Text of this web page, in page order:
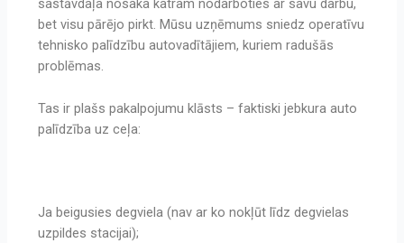
sastāvdaļa nosaka katram nodarboties ar savu darbu,
bet visu pārējo pirkt. Mūsu uzņēmums sniedz operatīvu
tehnisko palīdzību autovadītājiem, kuriem radušās
problēmas.
Tas ir plašs pakalpojumu klāsts – faktiski jebkura auto
palīdzība uz ceļa:
Ja beigusies degviela (nav ar ko nokļūt līdz degvielas
uzpildes stacijai);